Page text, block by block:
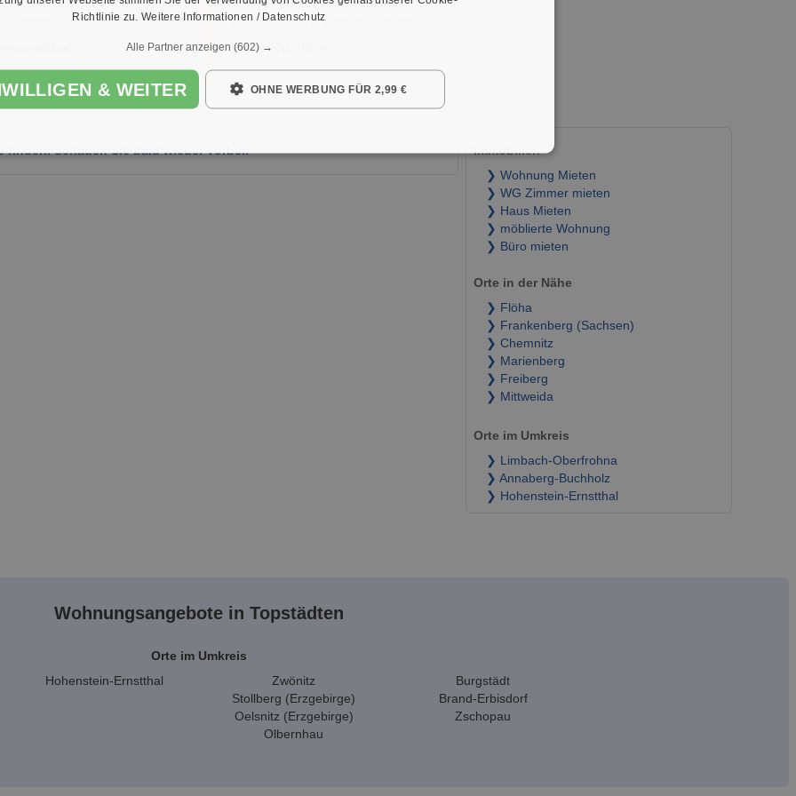
– so liegen die
in Augustusburg aktuell.
Region – Genossenschaften,
Unternehmen & private Anbieter.
Übersicht öffnen →
finden. Schauen Sie bald wieder vorbei!
Immobilien
❯ Wohnung Mieten
❯ WG Zimmer mieten
❯ Haus Mieten
❯ möblierte Wohnung
❯ Büro mieten
Orte in der Nähe
❯ Flöha
❯ Frankenberg (Sachsen)
❯ Chemnitz
❯ Marienberg
❯ Freiberg
❯ Mittweida
Orte im Umkreis
❯ Limbach-Oberfrohna
❯ Annaberg-Buchholz
❯ Hohenstein-Ernstthal
Wohnungsangebote in Topstädten
Orte im Umkreis
Hohenstein-Ernstthal
Zwönitz
Stollberg (Erzgebirge)
Oelsnitz (Erzgebirge)
Olbernhau
Burgstädt
Brand-Erbisdorf
Zschopau
Richtlinie zu. Weitere Informationen / Datenschutz
Alle Partner anzeigen (602) →
& WEITER OHNE WERBUNG FÜR 2,99 €